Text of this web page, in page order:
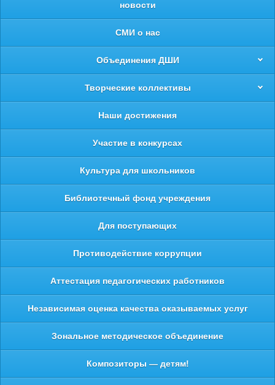
новости
СМИ о нас
Объединения ДШИ
Творческие коллективы
Наши достижения
Участие в конкурсах
Культура для школьников
Библиотечный фонд учреждения
Для поступающих
Противодействие коррупции
Аттестация педагогических работников
Независимая оценка качества оказываемых услуг
Зональное методическое объединение
Композиторы — детям!